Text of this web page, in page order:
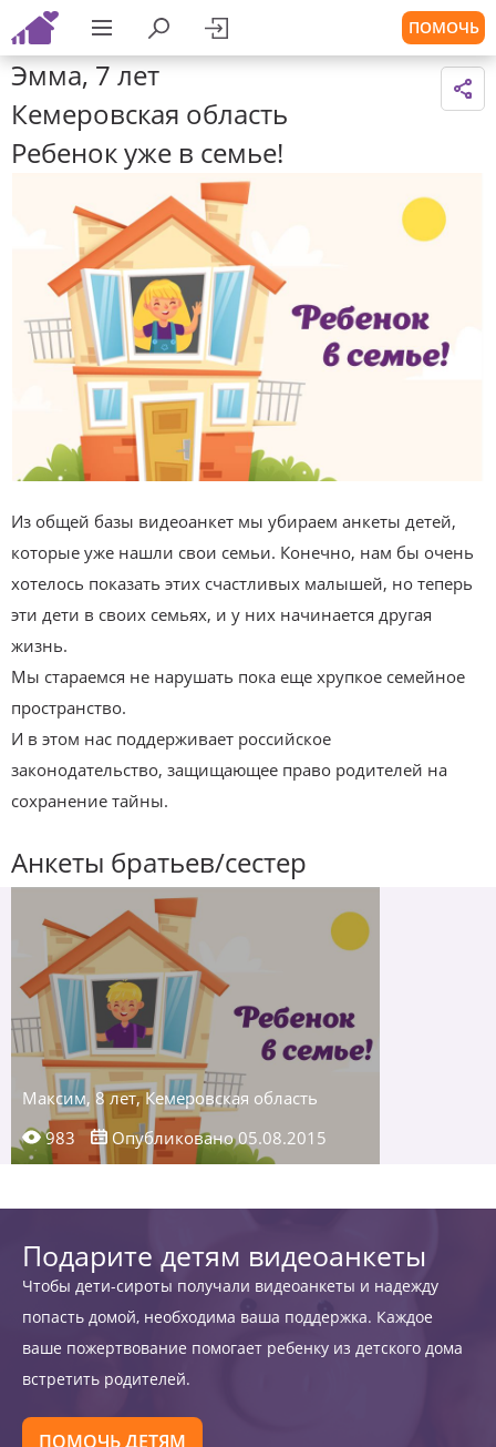
ПОМОЧЬ
Эмма, 7 лет
Кемеровская область
Ребенок уже в семье!
Из общей базы видеоанкет мы убираем анкеты детей,
которые уже нашли свои семьи. Конечно, нам бы очень
хотелось показать этих счастливых малышей, но теперь
эти дети в своих семьях, и у них начинается другая
жизнь.
Мы стараемся не нарушать пока еще хрупкое семейное
пространство.
И в этом нас поддерживает российское
законодательство, защищающее право родителей на
сохранение тайны.
Анкеты братьев/сестер
Максим, 8 лет, Кемеровская область
983
Опубликовано 05.08.2015
Подарите детям видеоанкеты
Чтобы дети-сироты получали видеоанкеты и надежду
попасть домой, необходима ваша поддержка. Каждое
ваше пожертвование помогает ребенку из детского дома
встретить родителей.
ПОМОЧЬ ДЕТЯМ